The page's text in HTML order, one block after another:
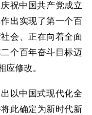
祝中国共产党成立
出实现了第一个百
会、正在向着全面
个百年奋斗目标迈
应修改。
以中国式现代化全
此确定为新时代新